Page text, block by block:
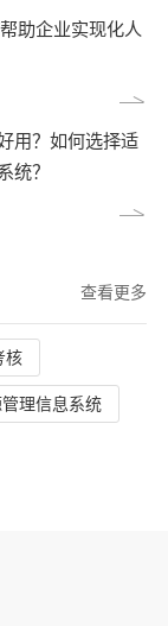
助企业实现化人
用？如何选择适
统？
查看更多
核
理信息系统